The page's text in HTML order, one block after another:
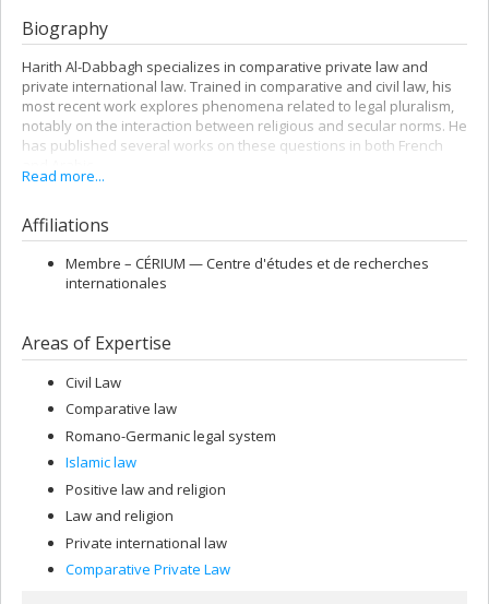
Biography
Harith Al-Dabbagh specializes in comparative private law and
private international law. Trained in comparative and civil law, his
most recent work explores phenomena related to legal pluralism,
notably on the interaction between religious and secular norms. He
has published several works on these questions in both French
1996, LL. M. 1998) before pursuing graduate studies in France (DEA
2003, doctoral 2009) and in Canada (post-doctorate, 2010-2013). In
the past, he was an assistant professor at the University of
Mosul’s Faculty of Law and a contract lecturer-researcher at
Université de Saint-Étienne (France). Before becoming a professor,
institutions are received in Canada and France and was a lecturer
in the Université de Montréal’s Faculty of Law.
Read more...
Affiliations
Membre – CÉRIUM — Centre d'études et de recherches
internationales
Areas of Expertise
Civil Law
Comparative law
Romano-Germanic legal system
Islamic law
Positive law and religion
Law and religion
Private international law
Comparative Private Law